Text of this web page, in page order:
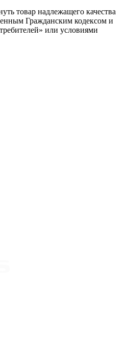
товар надлежащего качества
Гражданским кодексом и
или условиями